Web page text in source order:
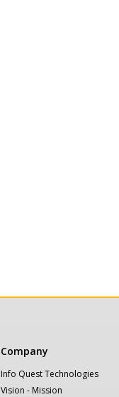
Κεντρική
πλοήγηση
Company
Info Quest Technologies
Vision - Mission